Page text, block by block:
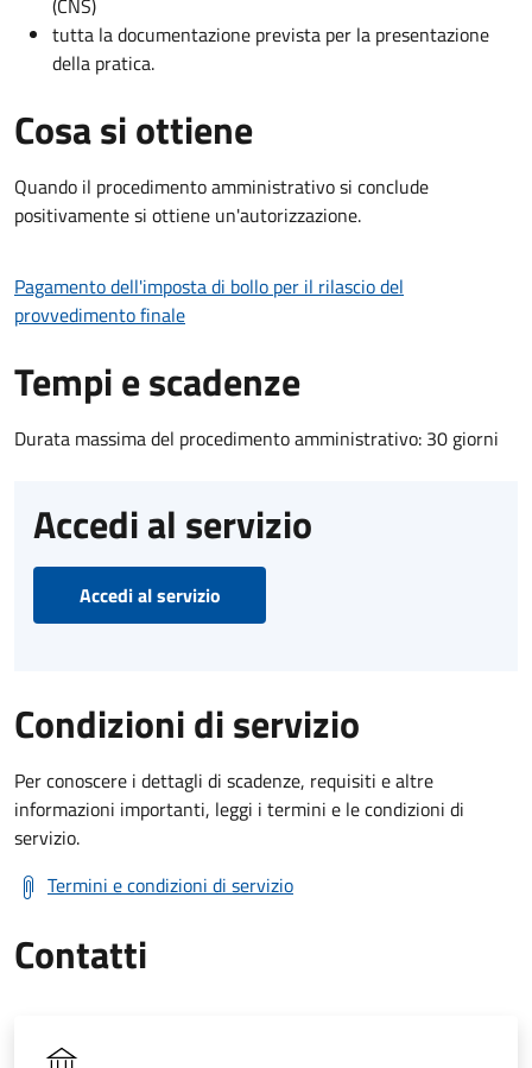
(CNS)
tutta la documentazione prevista per la presentazione
della pratica.
Cosa si ottiene
Quando il procedimento amministrativo si conclude
positivamente si ottiene un'autorizzazione.
Pagamento dell'imposta di bollo per il rilascio del
provvedimento finale
Tempi e scadenze
Durata massima del procedimento amministrativo: 30 giorni
Accedi al servizio
Accedi al servizio
Condizioni di servizio
Per conoscere i dettagli di scadenze, requisiti e altre
informazioni importanti, leggi i termini e le condizioni di
servizio.
Termini e condizioni di servizio
Contatti